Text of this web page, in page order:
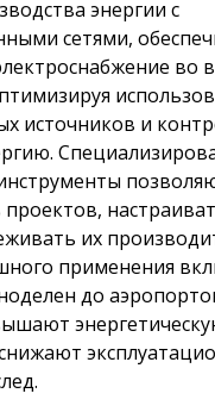
энергии с
сетями,
во
источников и
проектов,
их
применения
до